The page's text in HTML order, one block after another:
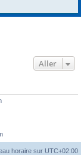
Aller
horaire sur UTC+02:00